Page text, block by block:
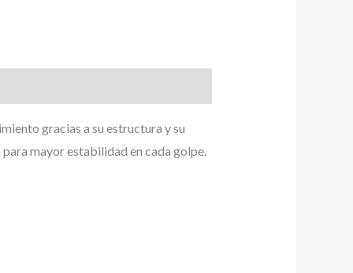
gracias a su estructura y su
mayor estabilidad en cada golpe.